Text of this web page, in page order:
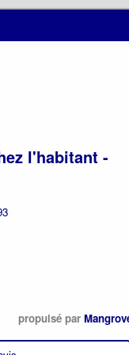
l'habitant -
propulsé par